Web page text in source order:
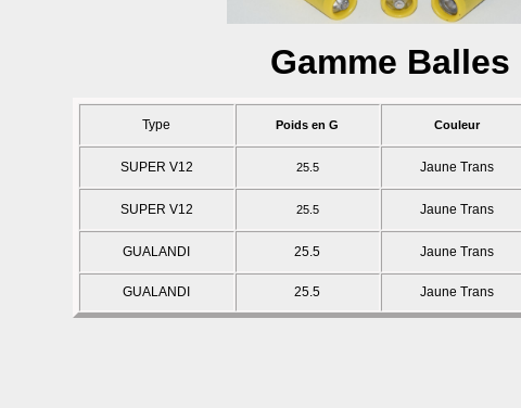
Gamme Balles
Type Poids en G Couleur
SUPER V12 25.5 Jaune Trans
SUPER V12 25.5 Jaune Trans
GUALANDI 25.5 Jaune Trans
GUALANDI 25.5 Jaune Trans